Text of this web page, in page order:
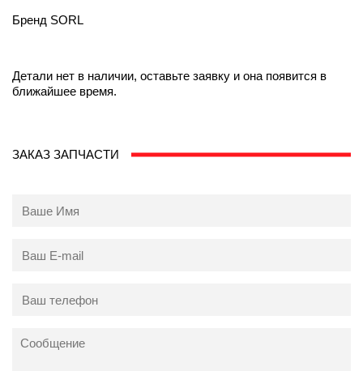
Бренд SORL
Детали нет в наличии, оставьте заявку и она появится в
ближайшее время.
ЗАКАЗ ЗАПЧАСТИ